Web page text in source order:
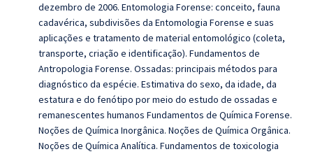
dezembro de 2006. Entomologia Forense: conceito, fauna
cadavérica, subdivisões da Entomologia Forense e suas
aplicações e tratamento de material entomológico (coleta,
transporte, criação e identificação). Fundamentos de
Antropologia Forense. Ossadas: principais métodos para
diagnóstico da espécie. Estimativa do sexo, da idade, da
estatura e do fenótipo por meio do estudo de ossadas e
remanescentes humanos Fundamentos de Química Forense.
Noções de Química Inorgânica. Noções de Química Orgânica.
Noções de Química Analítica. Fundamentos de toxicologia